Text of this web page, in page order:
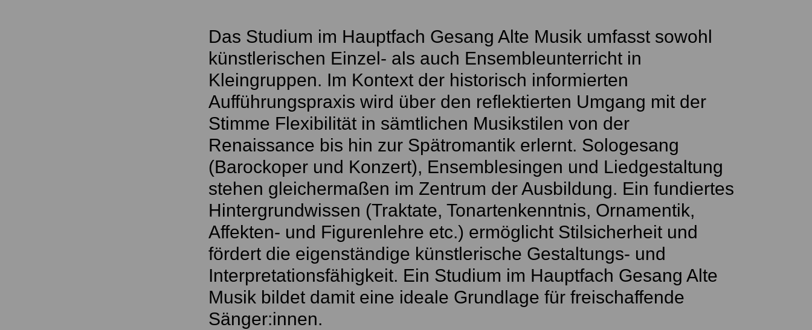
Das Studium im Hauptfach Gesang Alte Musik umfasst sowohl
künstlerischen Einzel- als auch Ensembleunterricht in
Kleingruppen. Im Kontext der historisch informierten
Aufführungspraxis wird über den reflektierten Umgang mit der
Stimme Flexibilität in sämtlichen Musikstilen von der
Renaissance bis hin zur Spätromantik erlernt. Sologesang
(Barockoper und Konzert), Ensemblesingen und Liedgestaltung
stehen gleichermaßen im Zentrum der Ausbildung. Ein fundiertes
Hintergrundwissen (Traktate, Tonartenkenntnis, Ornamentik,
Affekten- und Figurenlehre etc.) ermöglicht Stilsicherheit und
fördert die eigenständige künstlerische Gestaltungs- und
Interpretationsfähigkeit. Ein Studium im Hauptfach Gesang Alte
Musik bildet damit eine ideale Grundlage für freischaffende
Sänger:innen.